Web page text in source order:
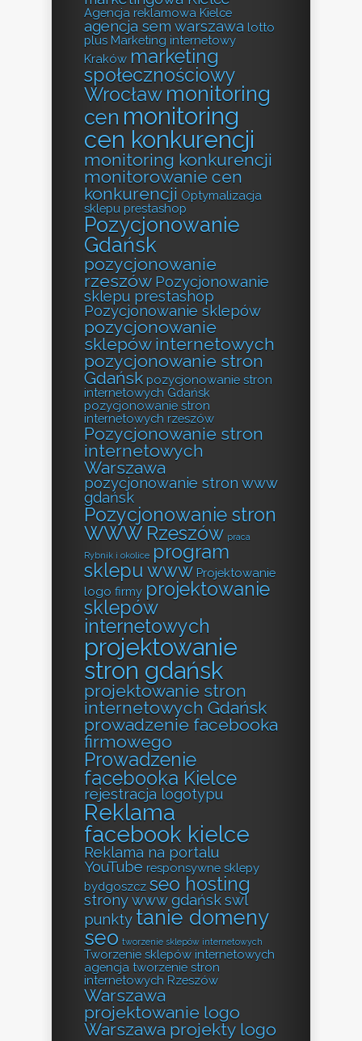
Agencja reklamowa Kielce
agencja sem warszawa lotto
plus Marketing internetowy
Kraków marketing
społecznościowy
Wrocław monitoring
cen monitoring
cen konkurencji
monitoring konkurencji
monitorowanie cen
konkurencji Optymalizacja
sklepu prestashop
Pozycjonowanie
Gdańsk
pozycjonowanie
rzeszów Pozycjonowanie
sklepu prestashop
Pozycjonowanie sklepów
pozycjonowanie
sklepów internetowych
pozycjonowanie stron
Gdańsk pozycjonowanie stron
internetowych Gdańsk
pozycjonowanie stron
internetowych rzeszów
Pozycjonowanie stron
internetowych
Warszawa
pozycjonowanie stron www
gdańsk
Pozycjonowanie stron
WWW Rzeszów praca
Rybnik i okolice program
sklepu www Projektowanie
logo firmy projektowanie
sklepów
internetowych
projektowanie
stron gdańsk
projektowanie stron
internetowych Gdańsk
prowadzenie facebooka
firmowego
Prowadzenie
facebooka Kielce
rejestracja logotypu
Reklama
facebook kielce
Reklama na portalu
YouTube responsywne sklepy
bydgoszcz seo hosting
strony www gdańskswl
punkty tanie domeny
seo tworzenie sklepów internetowych
Tworzenie sklepów internetowych
agencja tworzenie stron
internetowych Rzeszów
Warszawa
projektowanie logo
Warszawa projekty logo